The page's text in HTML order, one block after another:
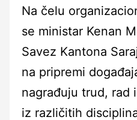
Na čelu
se ministar Kenan
Savez Kantona
na pripremi
nagrađuju trud, rad
iz različitih